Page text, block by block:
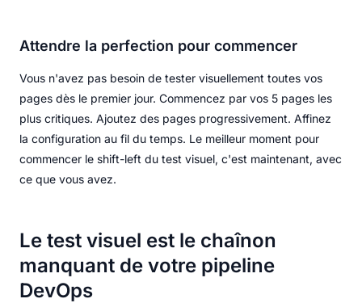
Attendre la perfection pour commencer
Vous n'avez pas besoin de tester visuellement toutes vos
pages dès le premier jour. Commencez par vos 5 pages les
plus critiques. Ajoutez des pages progressivement. Affinez
la configuration au fil du temps. Le meilleur moment pour
commencer le shift-left du test visuel, c'est maintenant, avec
ce que vous avez.
Le test visuel est le chaînon
manquant de votre pipeline
DevOps